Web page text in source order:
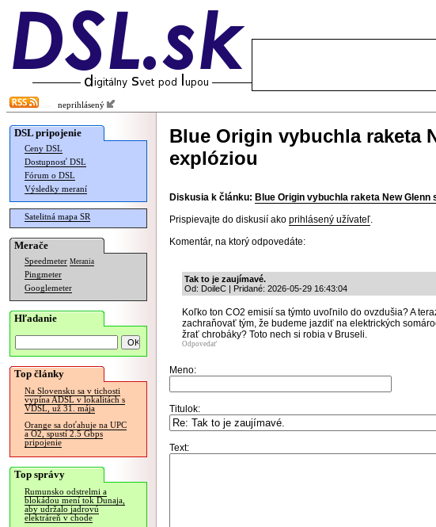
neprihlásený
DSL pripojenie
Ceny DSL
Dostupnosť DSL
Fórum o DSL
Výsledky meraní
Satelitná mapa SR
Merače
Speedmeter Merania
Pingmeter
Googlemeter
Hľadanie
Top články
Na Slovensku sa v tichosti
vypína ADSL v lokalitách s
VDSL, už 31. mája
Orange sa doťahuje na UPC
a O2, spustí 2.5 Gbps
pripojenie
Top správy
Rumunsko odstrelmi a
blokádou mení tok Dunaja,
aby udržalo jadrovú
elektráreň v chode
Blue Origin vybuchla raketa
explóziou
Diskusia k článku: Blue Origin vybuchla raketa New Glenn
Prispievajte do diskusií ako prihlásený užívateľ.
Komentár, na ktorý odpovedáte:
Tak to je zaujímavé.
Od: DoileC | Pridané: 2026-05-29 16:43:04
Koľko ton CO2 emisií sa týmto uvoľnilo do ovzdušia? A
zachraňovať tým, že budeme jazdiť na elektrických
žrať chrobáky? Toto nech si robia v Bruseli.
Odpovedať
Meno:
Titulok:
Text: